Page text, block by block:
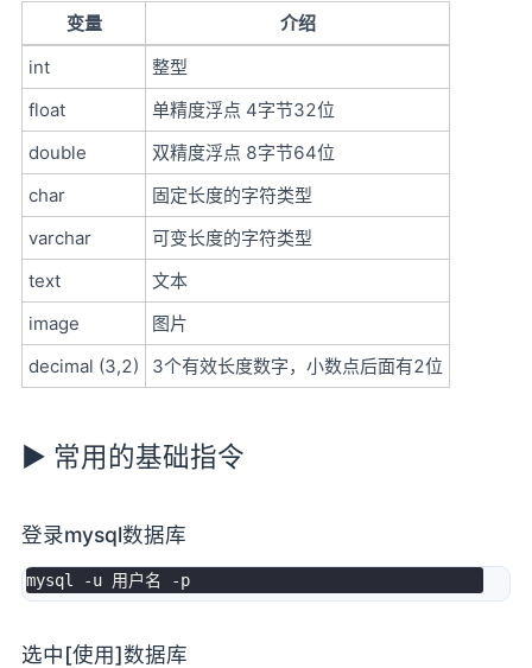
变量
介绍
int
整型
float
单精度浮点 4字节32位
double
双精度浮点 8字节64位
char
固定长度的字符类型
varchar
可变长度的字符类型
text
文本
image
图片
decimal (3,2)
3个有效长度数字，小数点后面有2位
► 常用的基础指令
登录mysql数据库
mysql -u 用户名 -
选中[使用]数据库